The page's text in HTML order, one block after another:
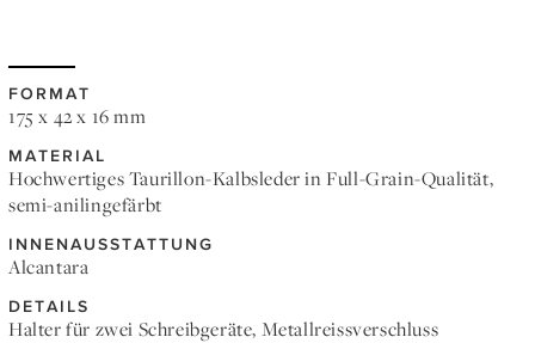
FORMAT
175 x 42 x 16 mm
MATERIAL
Hochwertiges Taurillon-Kalbsleder in Full-Grain-Qualität,
semi-anilingefärbt
INNENAUSSTATTUNG
Alcantara
DETAILS
Halter für zwei Schreibgeräte, Metallreissverschluss